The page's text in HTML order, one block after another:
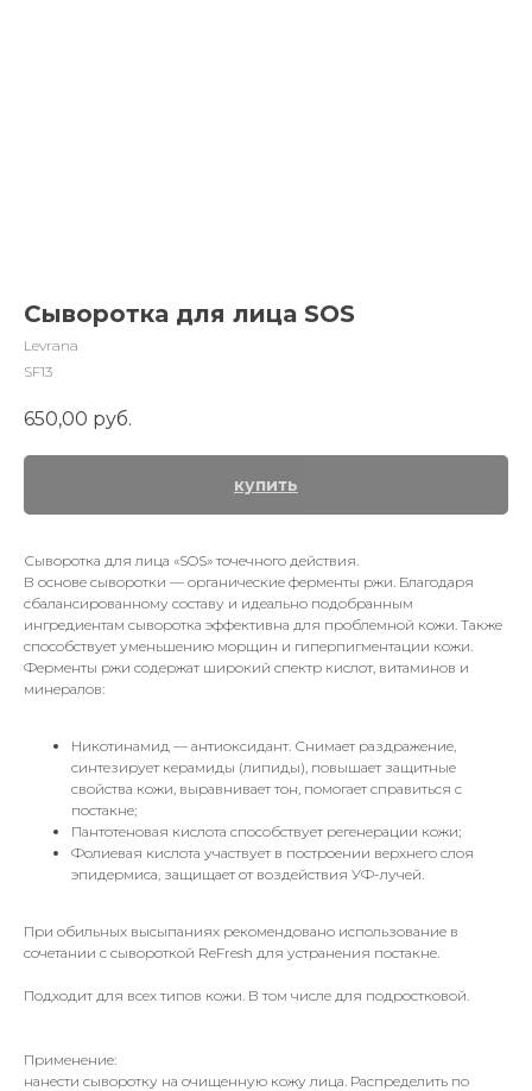
Сыворотка для лица SOS
Levrana
SF13
650,00 руб.
купить
Сыворотка для лица «SOS» точечного действия.
В основе сыворотки — органические ферменты ржи. Благодаря
сбалансированному составу и идеально подобранным
ингредиентам сыворотка эффективна для проблемной кожи. Также
способствует уменьшению морщин и гиперпигментации кожи.
Ферменты ржи содержат широкий спектр кислот, витаминов и
минералов:
Никотинамид — антиоксидант. Снимает раздражение,
синтезирует керамиды (липиды), повышает защитные
свойства кожи, выравнивает тон, помогает справиться с
постакне;
Пантотеновая кислота способствует регенерации кожи;
Фолиевая кислота участвует в построении верхнего слоя
эпидермиса, защищает от воздействия УФ-лучей.
При обильных высыпаниях рекомендовано использование в
сочетании с сывороткой ReFresh для устранения постакне.
Подходит для всех типов кожи. В том числе для подростковой.
Применение:
нанести сыворотку на очищенную кожу лица. Распределить по